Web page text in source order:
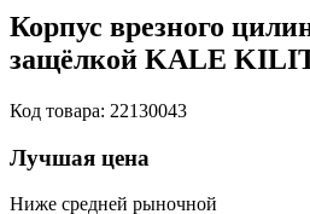
Корпус врезного
защёлкой KALE KILIT
Код товара: 22130043
Лучшая цена
Ниже средней рыночной